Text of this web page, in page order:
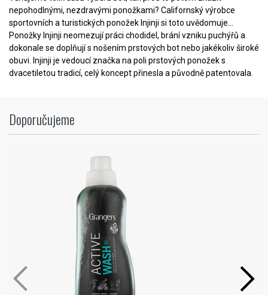
nepohodlnými, nezdravými ponožkami? Californský výrobce
sportovních a turistických ponožek Injinji si toto uvědomuje...
Ponožky Injinji neomezují práci chodidel, brání vzniku puchýřů a
dokonale se doplňují s nošením prstových bot nebo jakékoliv široké
obuvi. Injinji je vedoucí značka na poli prstových ponožek s
dvacetiletou tradicí, celý koncept přinesla a původně patentovala.
Doporučujeme